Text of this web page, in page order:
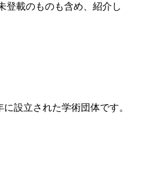
登載のものも含め、紹介し
設立された学術団体です。